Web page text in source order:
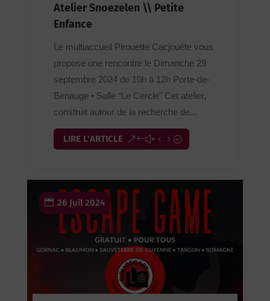
Atelier Snoezelen \\ Petite
Enfance
Le multiaccueil Pirouette Cacjouète vous
propose une rencontre le Dimanche 29
septembre 2024 de 10h à 12h Porte-de-
Benauge • Salle “Le Cercle” Cet atelier,
construit autour de la recherche de...
LIRE L'ARTICLE
26 Juil 2024